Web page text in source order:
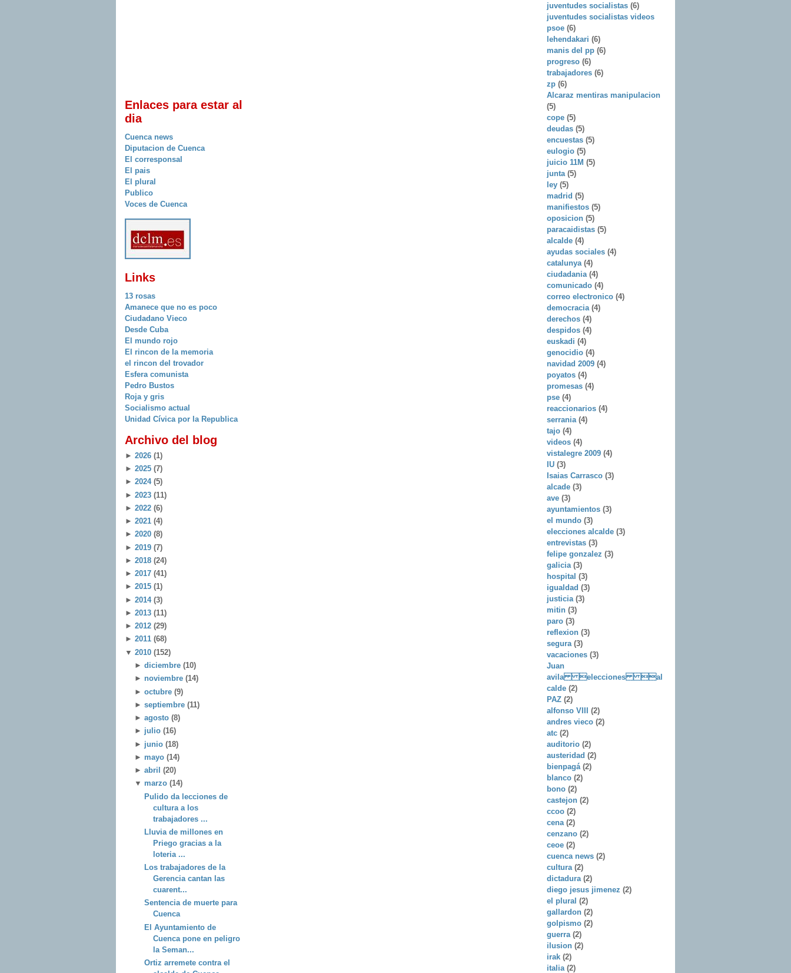
Enlaces para estar al
dia
Cuenca news
Diputacion de Cuenca
El corresponsal
El pais
El plural
Publico
Voces de Cuenca
Links
13 rosas
Amanece que no es poco
Ciudadano Vieco
Desde Cuba
El mundo rojo
El rincon de la memoria
el rincon del trovador
Esfera comunista
Pedro Bustos
Roja y gris
Socialismo actual
Unidad Cívica por la Republica
Archivo del blog
► 2026 (1)
► 2025 (7)
► 2024 (5)
► 2023 (11)
► 2022 (6)
► 2021 (4)
► 2020 (8)
► 2019 (7)
► 2018 (24)
► 2017 (41)
► 2015 (1)
► 2014 (3)
► 2013 (11)
► 2012 (29)
► 2011 (68)
▼ 2010 (152)
► diciembre (10)
► noviembre (14)
► octubre (9)
► septiembre (11)
► agosto (8)
► julio (16)
► junio (18)
► mayo (14)
► abril (20)
▼ marzo (14)
Pulido da lecciones de
cultura a los
trabajadores ...
Lluvia de millones en
Priego gracias a la
loteria ...
Los trabajadores de la
Gerencia cantan las
cuarent...
Sentencia de muerte para
Cuenca
El Ayuntamiento de
Cuenca pone en peligro
la Seman...
Ortiz arremete contra el
juventudes socialistas (6)
juventudes socialistas videos
psoe (6)
lehendakari (6)
manis del pp (6)
progreso (6)
trabajadores (6)
zp (6)
Alcaraz mentiras manipulacion
(5)
cope (5)
deudas (5)
encuestas (5)
eulogio (5)
juicio 11M (5)
junta (5)
ley (5)
madrid (5)
manifiestos (5)
oposicion (5)
paracaidistas (5)
alcalde (4)
ayudas sociales (4)
catalunya (4)
ciudadania (4)
comunicado (4)
correo electronico (4)
democracia (4)
derechos (4)
despidos (4)
euskadi (4)
genocidio (4)
navidad 2009 (4)
poyatos (4)
promesas (4)
pse (4)
reaccionarios (4)
serrania (4)
tajo (4)
videos (4)
vistalegre 2009 (4)
IU (3)
Isaias Carrasco (3)
alcade (3)
ave (3)
ayuntamientos (3)
el mundo (3)
elecciones alcalde (3)
entrevistas (3)
felipe gonzalez (3)
galicia (3)
hospital (3)
igualdad (3)
justicia (3)
mitin (3)
paro (3)
reflexion (3)
segura (3)
vacaciones (3)
Juan
avila elecciones al
calde (2)
PAZ (2)
alfonso VIII (2)
andres vieco (2)
atc (2)
auditorio (2)
austeridad (2)
bienpagá (2)
blanco (2)
bono (2)
castejon (2)
ccoo (2)
cena (2)
cenzano (2)
ceoe (2)
cuenca news (2)
cultura (2)
dictadura (2)
diego jesus jimenez (2)
el plural (2)
gallardon (2)
golpismo (2)
guerra (2)
ilusion (2)
irak (2)
italia (2)